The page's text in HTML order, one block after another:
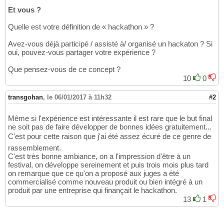
Et vous ?
Quelle est votre définition de « hackathon » ?
Avez-vous déjà participé / assisté à/ organisé un hackaton ? Si
oui, pouvez-vous partager votre expérience ?
Que pensez-vous de ce concept ?
10
0
transgohan, le 06/01/2017 à 11h32 #2
Même si l'expérience est intéressante il est rare que le but final
ne soit pas de faire développer de bonnes idées gratuitement...
C'est pour cette raison que j'ai été assez écuré de ce genre de
rassemblement.
C'est très bonne ambiance, on a l'impression d'être à un
festival, on développe sereinement et puis trois mois plus tard
on remarque que ce qu'on a proposé aux juges a été
commercialisé comme nouveau produit ou bien intégré à un
produit par une entreprise qui finançait le hackathon.
13
1